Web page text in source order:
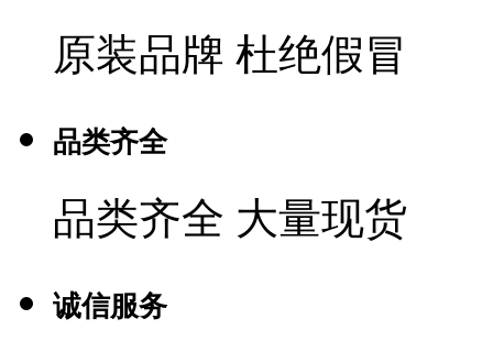
原装品牌 杜绝假冒
品类齐全
品类齐全 大量现货
诚信服务